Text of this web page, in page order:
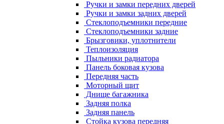
Ручки и замки передних дверей
Ручки и замки задних дверей
Стеклоподъемники передние
Стеклоподъемники задние
Брызговики, уплотнители
Теплоизоляция
Пыльники радиатора
Панель боковая кузова
Передняя часть
Моторный щит
Днище багажника
Задняя полка
Задняя панель
Стойка кузова передняя